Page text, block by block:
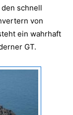
schnell
von
ein wahrhaft
GT.